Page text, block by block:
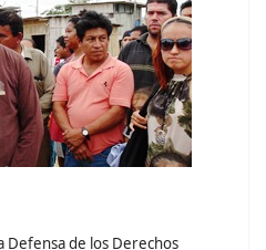
Defensa de los Derechos